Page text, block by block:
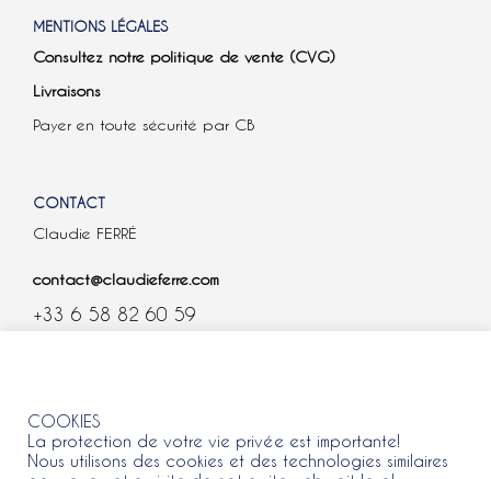
MENTIONS LÉGALES
Consultez notre politique de vente (CVG)
Livraisons
Payer en toute sécurité par CB
CONTACT
Claudie FERRÉ
contact@claudieferre.com
+33 6 58 82 60 59
COOKIES
La protection de votre vie privée est importante!
Nous utilisons des cookies et des technologies similaires